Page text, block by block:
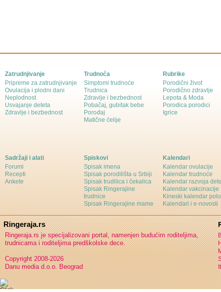
Zatrudnjivanje
Pripreme za zatrudnjivanje
Ovulacija i plodni dani
Neplodnost
Usvajanje deteta
Zdravlje i bezbednost
Trudnoća
Simptomi trudnoće
Trudnica
Zdravlje i bezbednost
Pobačaj, gubitak bebe
Porođaj
Matične ćelije
Rubrike
Porodični život
Porodično zdravlje
Lepota & Moda
Porodica porodici
Igrice
Sadržaji i alati
Forumi
Recepti
Ankete
Spiskovi
Spisak imena
Spisak porodilišta u Srbiji
Spisak trudilica i čekalica
Spisak Ringerajine
trudnice
Spisak Ringerajine mame
Kalendari
Kalendar ovulacije
Kalendar trudnoće
Kalendar razvoja
Kalendar vakcinacije
Kineski kalendar
Kalendari i e-novosti
Ringeraja.rs
Ringeraja.rs je specijalizovani portal, namenjen budućim roditeljima,
trudnicama i roditeljima predškolske dece.
Copyright 2008-2026
Danu media d.o.o. Beograd